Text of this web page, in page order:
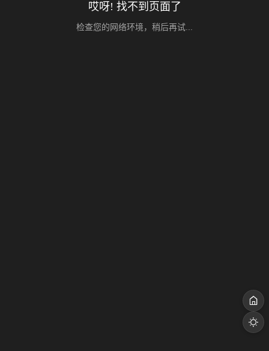
哎呀! 找不到页面了
检查您的网络环境，稍后再试...